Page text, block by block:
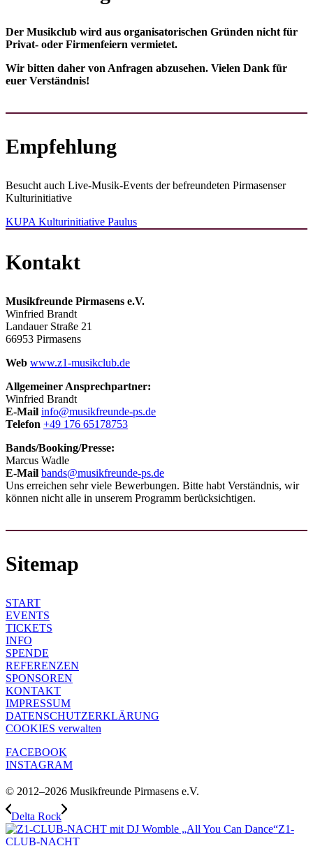
Der Musikclub wird aus orga­nisa­torischen Gründen nicht für
Privat- oder Firmen­feiern vermietet.
Wir bitten daher von Anfragen abzusehen. Vielen Dank für
euer Verständnis!
Empfehlung
Besucht auch Live-Musik-Events der befreundeten Pirmasenser
Kulturinitiative
KUPA Kulturinitiative Paulus
Kontakt
Musikfreunde Pirmasens e.V.
Winfried Brandt
Landauer Straße 21
66953 Pirmasens
Web www.z1-musikclub.de
Allgemeiner Ansprechpartner:
Winfried Brandt
E-Mail info@musikfreunde-ps.de
Telefon +49 176 65178753
Bands/Booking/Presse:
Marcus Wadle
E-Mail bands@musikfreunde-ps.de
Uns erreichen sehr viele Bewerbungen. Bitte habt Verständnis, wir
können nicht alle in unserem Programm berücksichtigen.
Sitemap
START
EVENTS
TICKETS
INFO
SPENDE
REFERENZEN
SPONSOREN
KONTAKT
IMPRESSUM
DATENSCHUTZ­ERKLÄRUNG
COOKIES verwalten
FACEBOOK
INSTAGRAM
© 2012–2026 Musikfreunde Pirmasens e.V.
Delta Rock
Z1-
CLUB-NACHT